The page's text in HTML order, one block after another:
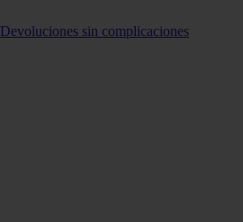
Devoluciones sin complicaciones